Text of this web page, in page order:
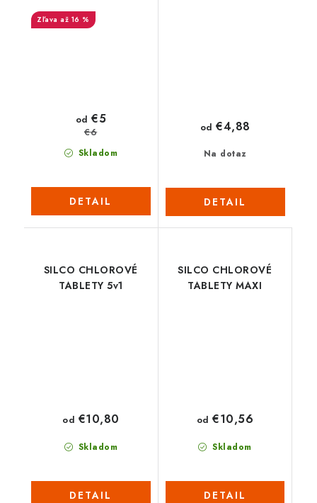
až 16 %
Skladom
od €5
€6
DETAIL
Na dotaz
od €4,88
DETAIL
SILCO CHLOROVÉ
TABLETY 5v1
Skladom
od €10,80
DETAIL
SILCO CHLOROVÉ
TABLETY MAXI
Skladom
od €10,56
DETAIL